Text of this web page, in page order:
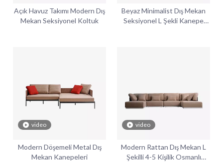
Açık Havuz Takımı Modern Dış
Mekan Seksiyonel Koltuk
Beyaz Minimalist Dış Mekan
Seksiyonel L Şekli Kanepe
video
Modern Döşemeli Metal Dış
Mekan Kanepeleri
video
Modern Rattan Dış Mekan L
Şekilli 4-5 Kişilik Osmanlı